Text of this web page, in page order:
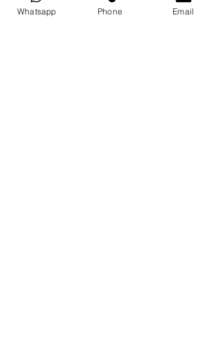
Gezielte Unterstützung bei Fort- und
Whatsapp Phone Email